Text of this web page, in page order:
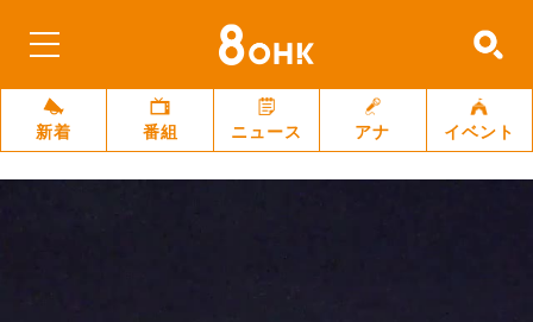
新着 番組 ニュース アナ イベント